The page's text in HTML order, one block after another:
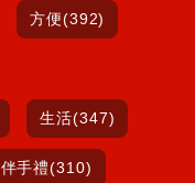
方便(392)
生活(347)
伴手禮(310)